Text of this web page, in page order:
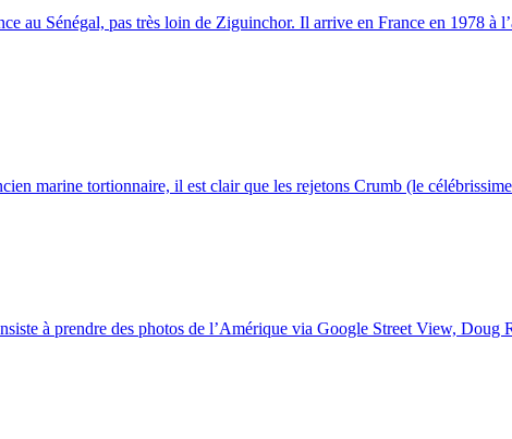
au Sénégal, pas très loin de Ziguinchor. Il arrive en France en 1978 à
marine tortionnaire, il est clair que les rejetons Crumb (le
à prendre des photos de l’Amérique via Google Street View, Doug